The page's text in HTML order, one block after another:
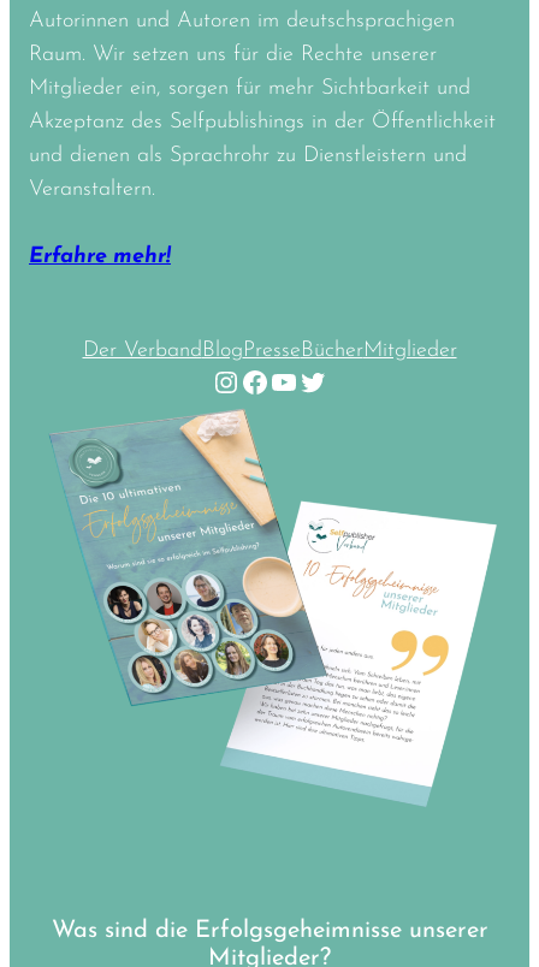
Autorinnen und Autoren im deutschsprachigen
Raum. Wir setzen uns für die Rechte unserer
Mitglieder ein, sorgen für mehr Sichtbarkeit und
Akzeptanz des Selfpublishings in der Öffentlichkeit
und dienen als Sprachrohr zu Dienstleistern und
Veranstaltern.
Erfahre mehr!
Der VerbandBlogPresseBücherMitglieder
Instagram Facebook YouTube Twitter
Was sind die Erfolgsgeheimnisse unserer
Mitglieder?